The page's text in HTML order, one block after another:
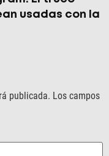
usadas con la
publicada. Los campos